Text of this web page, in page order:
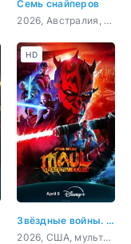
Семь снайперов
2026, Австралия, боевик, триллер
Звёздные войны. Дарт Мол: Повелитель теней
2026, США, мультфильм, фантастика, боевик, приключения, семейный
HD